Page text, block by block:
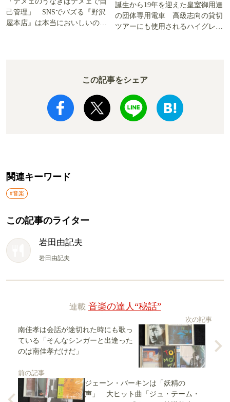
己管理」 SNSでバズる『野沢
屋本店』は本当においしいの
誕生から19年を迎えた皇室御用達
の団体専用電車 高級志向の貸切
ツアーにも使用されるハイグレー
この記事をシェア
関連キーワード
#音楽
この記事のライター
岩田由記夫
岩田由記夫
連載 音楽の達人“秘話”
次の記事
南佳孝は会話が途切れた時にも歌っ
ている「そんなシンガーと出逢った
のは南佳孝だけだ」
前の記事
ジェーン・バーキンは「妖精の
声」 大ヒット曲「ジュ・テーム・